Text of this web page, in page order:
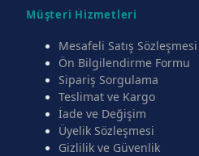
Müşteri Hizmetleri
Mesafeli Satış Sözleşmesi
Ön Bilgilendirme Formu
Sipariş Sorgulama
Teslimat ve Kargo
İade ve Değişim
Üyelik Sözleşmesi
Gizlilik ve Güvenlik